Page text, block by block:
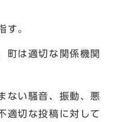
す。
町は適切な関係機関
ない騒音、振動、悪
適切な投稿に対して